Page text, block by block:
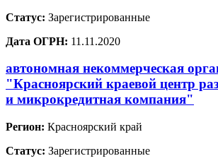
Статус: Зарегистрированные
Дата ОГРН: 11.11.2020
автономная некоммерческая
"Красноярский краевой центр
и микрокредитная компания"
Регион: Красноярский край
Статус: Зарегистрированные